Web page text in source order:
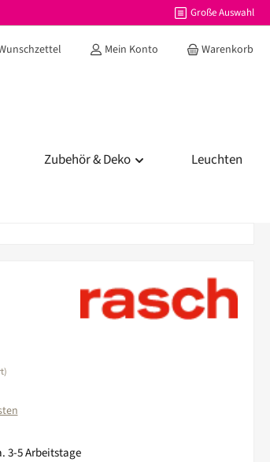
Große Auswahl
Du hast 0 Produkte auf dem Merkzettel
Mein Konto Warenkorb
Zubehör & Deko Leuchten
3-5 Arbeitstage